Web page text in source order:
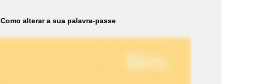
Como alterar a sua palavra-passe